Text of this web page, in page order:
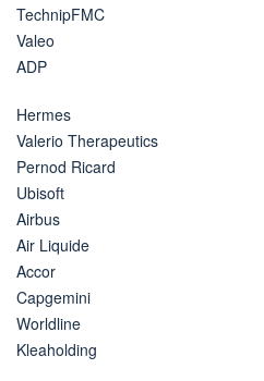
TechnipFMC
Valeo
ADP
Hermes
Valerio Therapeutics
Pernod Ricard
Ubisoft
Airbus
Air Liquide
Accor
Capgemini
Worldline
Kleaholding